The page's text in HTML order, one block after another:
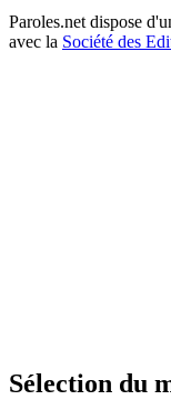
Paroles.net dispose
avec la Société des
Sélection du